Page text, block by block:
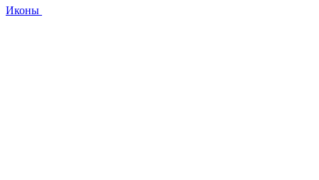
Иконы